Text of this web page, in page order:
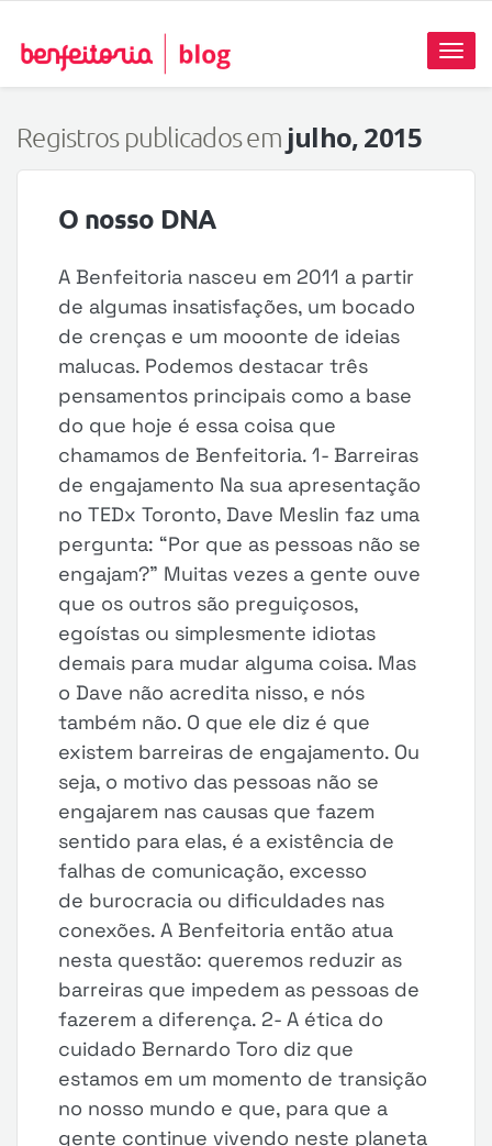
Registros publicados em julho, 2015
O nosso DNA
A Benfeitoria nasceu em 2011 a partir
de algumas insatisfações, um bocado
de crenças e um mooonte de ideias
malucas. Podemos destacar três
pensamentos principais como a base
do que hoje é essa coisa que
chamamos de Benfeitoria. 1- Barreiras
de engajamento Na sua apresentação
no TEDx Toronto, Dave Meslin faz uma
pergunta: “Por que as pessoas não se
engajam?” Muitas vezes a gente ouve
que os outros são preguiçosos,
egoístas ou simplesmente idiotas
demais para mudar alguma coisa. Mas
o Dave não acredita nisso, e nós
também não. O que ele diz é que
existem barreiras de engajamento. Ou
seja, o motivo das pessoas não se
engajarem nas causas que fazem
sentido para elas, é a existência de
falhas de comunicação, excesso
de burocracia ou dificuldades nas
conexões. A Benfeitoria então atua
nesta questão: queremos reduzir as
barreiras que impedem as pessoas de
fazerem a diferença. 2- A ética do
cuidado Bernardo Toro diz que
estamos em um momento de transição
no nosso mundo e que, para que a
gente continue vivendo neste planeta